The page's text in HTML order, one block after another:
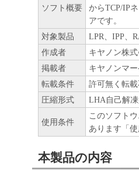
なる保証
ないもの
キヤノン
社、それ
「本ソフ
るいかな
たは付随
ての損害
とえ、キ
ソフト概要
からTCP/IP
アです。
対象製品
LPR、IPP、
作成者
キヤノン株
掲載者
キヤノンマ
転載条件
許可無く転
圧縮形式
LHA自己解凍
使用条件
このソフト
あります「
本製品の内容